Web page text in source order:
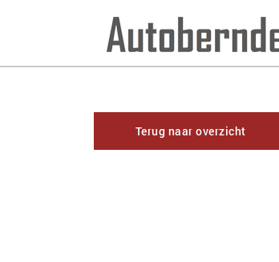
Terug naar overzicht